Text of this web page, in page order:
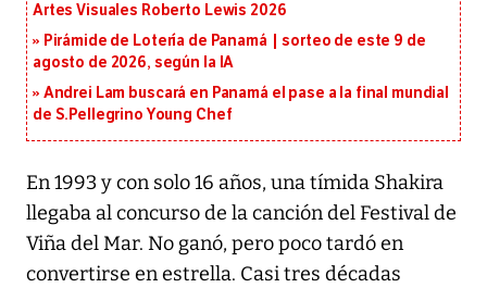
Artes Visuales Roberto Lewis 2026
Pirámide de Lotería de Panamá | sorteo de este 9 de
agosto de 2026, según la IA
Andrei Lam buscará en Panamá el pase a la final mundial
de S.Pellegrino Young Chef
En 1993 y con solo 16 años, una tímida Shakira
llegaba al concurso de la canción del Festival de
Viña del Mar. No ganó, pero poco tardó en
convertirse en estrella. Casi tres décadas